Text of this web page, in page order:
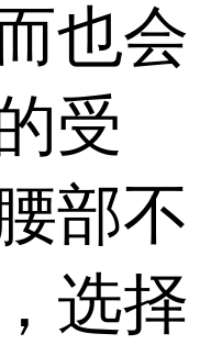
也会
受
部不
选择